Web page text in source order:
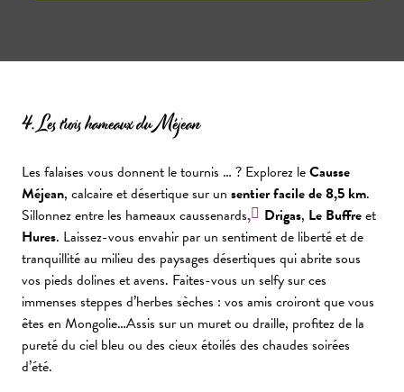
4. Les trois hameaux du Méjean
Les falaises vous donnent le tournis … ? Explorez leCausse
Méjean, calcaire et désertique sur un sentier facile de 8,5 km.
Sillonnez entre les hameaux caussenards, Drigas, Le Buffreet
Hures. Laissez-vous envahir par un sentiment de liberté et de
tranquillité au milieu des paysages désertiques qui abrite sous
vos pieds dolines et avens. Faites-vous un selfy sur ces
immenses steppes d’herbes sèches : vos amis croiront que vous
êtes en Mongolie…Assis sur un muret ou draille, profitez de la
pureté du ciel bleu ou des cieux étoilés des chaudes soirées
d’été.